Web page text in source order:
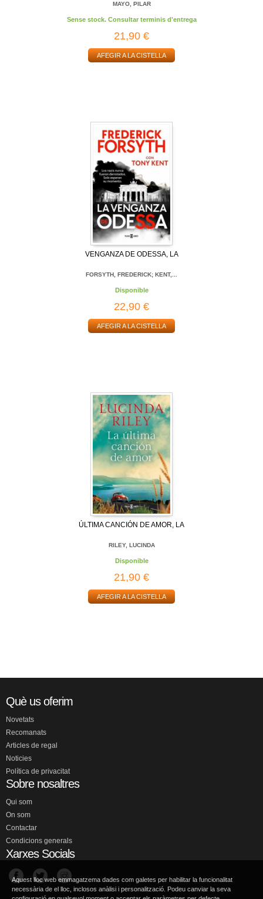
MAYO, PILAR
Sense stock. Consultar terminis d'entrega
21,90 €
AFEGIR A LA CISTELLA
VENGANZA DE ODESSA, LA
FORSYTH, FREDERICK; KENT,...
Disponible
22,90 €
AFEGIR A LA CISTELLA
ÚLTIMA CANCIÓN DE AMOR, LA
RILEY, LUCINDA
Disponible
21,90 €
AFEGIR A LA CISTELLA
Què us oferim
Novetats
Recomanats
Articles de regal
Noticies
Política de privacitat
Sobre nosaltres
Qui som
On som
Contactar
Condicions generals
Xarxes Socials
Aquest lloc web emmagatzema dades com galetes per habilitar la funcionalitat
necessària de el lloc, inclosos anàlisi i personalització. Podeu canviar la seva